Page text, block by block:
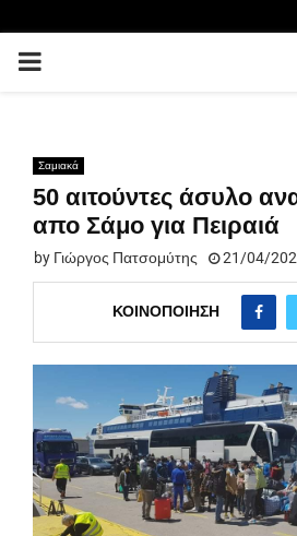
PRIMARY
Σαμιακά
50 αιτούντες άσυλο
απο Σάμο για Πειραιά
by Γιώργος Πατσομύτης 21/04/
ΚΟΙΝΟΠΟΊΗΣΗ